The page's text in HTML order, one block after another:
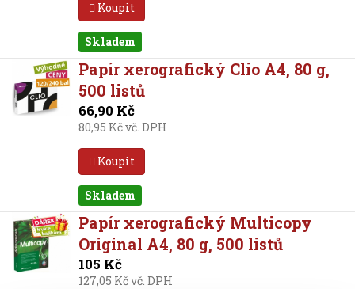
Koupit
Skladem
Papír xerografický Clio A4, 80 g,
500 listů
66,90 Kč
80,95 Kč vč. DPH
Koupit
Skladem
Papír xerografický Multicopy
Original A4, 80 g, 500 listů
105 Kč
127,05 Kč vč. DPH